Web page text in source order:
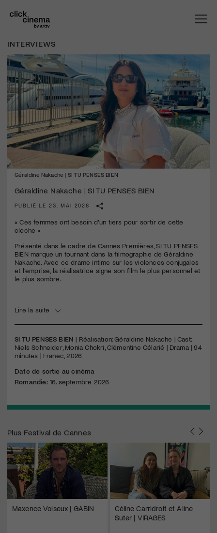
INTERVIEWS
Géraldine Nakache | SI TU PENSES BIEN
Géraldine Nakache | SI TU PENSES BIEN
PUBLIÉ LE 23. MAI 2026
« Ces femmes ont besoin d’un tiers pour sortir de cette
cloche »
Présenté dans le cadre de Cannes Premières, SI TU PENSES
BIEN marque un tournant dans la filmographie de Géraldine
Nakache. Avec ce drame intime sur les violences conjugales
et l’emprise, la réalisatrice signe son film le plus personnel et
le plus sombre.
Lire la suite
SI TU PENSES BIEN | Réalisation: Géraldine Nakache | Cast:
Niels Schneider, Monia Chokri, Clémentine Célarié | Drama | 94
minutes | Franec, 2026
Date de sortie au cinéma
Romandie:16. septembre 2026
Plus Festival de Cannes
Maxence Voiseux | GABIN
Céline Carridroit et Aline
Suter | VIRAGES